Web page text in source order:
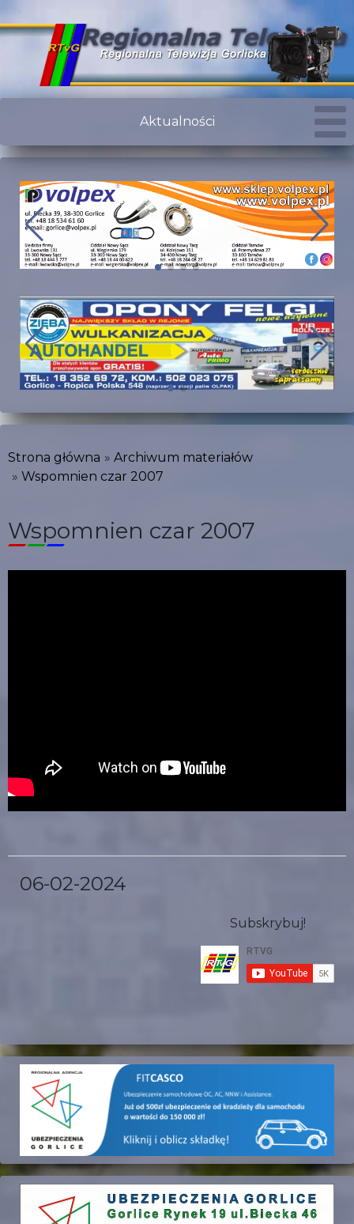
Aktualności
Strona główna
Archiwum materiałów
Wspomnien czar 2007
Wspomnien czar 2007
06-02-2024
Subskrybuj!